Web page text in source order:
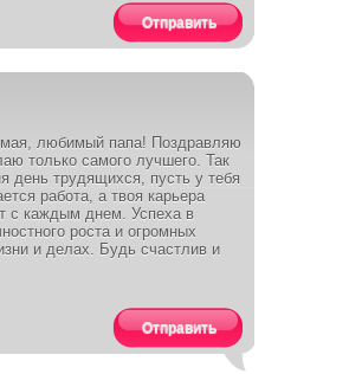
Отправить
любимый папа! Поздравляю
только самого лучшего. Так
день трудящихся, пусть у тебя
работа, а твоя карьера
с каждым днем. Успеха в
роста и огромных
и делах. Будь счастлив и
Отправить